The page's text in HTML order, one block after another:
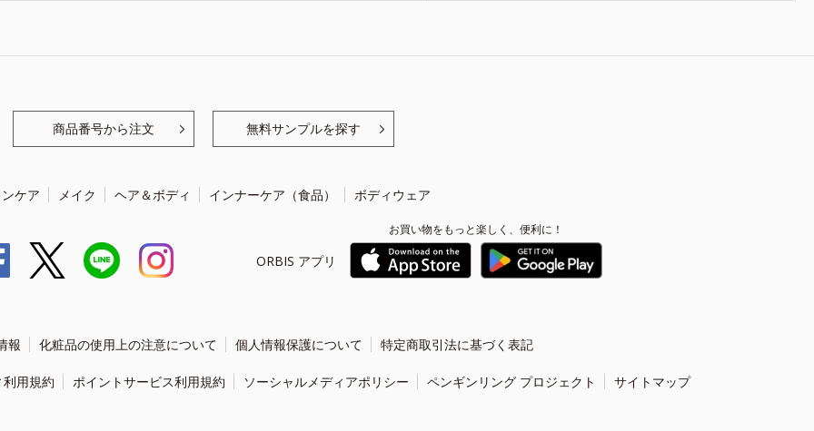
商品番号から注文 無料サンプルを探す
ケア メイク ヘア＆ボディ インナーケア（食品） ボディウェア
ORBIS アプリ
お買い物をもっと楽しく、便利に！
報 化粧品の使用上の注意について 個人情報保護について 特定商取引法に基づく表記
用規約 ポイントサービス利用規約 ソーシャルメディアポリシー ペンギンリング プロジェクト サイトマップ